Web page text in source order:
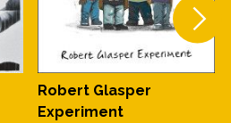
Robert Glasper
Experiment